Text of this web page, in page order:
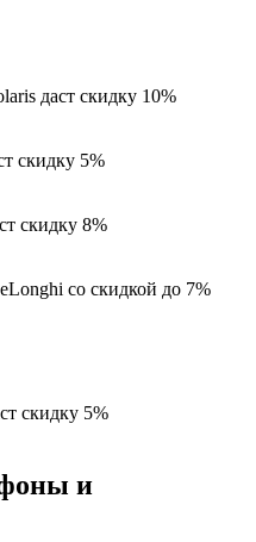
даст скидку 10%
скидку 5%
скидку 8%
со скидкой до 7%
скидку 5%
и